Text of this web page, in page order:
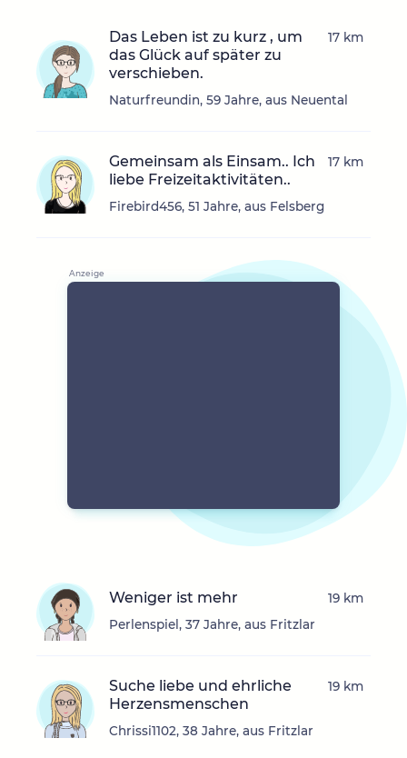
Das Leben ist zu kurz , um
das Glück auf später zu
verschieben.
Naturfreundin, 59 Jahre, aus Neuental
17 km
Gemeinsam als Einsam.. Ich
liebe Freizeitaktivitäten..
Firebird456, 51 Jahre, aus Felsberg
17 km
Weniger ist mehr
Perlenspiel, 37 Jahre, aus Fritzlar
19 km
Suche liebe und ehrliche
Herzensmenschen
Chrissi1102, 38 Jahre, aus Fritzlar
19 km